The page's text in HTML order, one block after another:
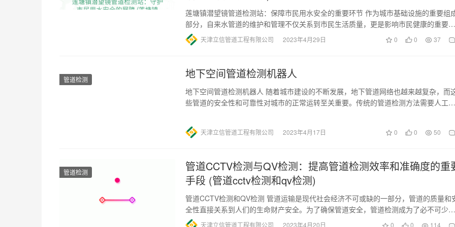
莲塘镇潜望镜管道检测站：保障市民用水安全的重要环节 作为城市基础设施的重要组
部分，自来水管道的维护和管理不仅关系到市民生活质量，更是影响市民健康的重要因
素之一。而莲塘镇潜望镜管道…
天津立信管道工程有限公司 2023年4月29日 0 0 37
管道检测 地下空间管道检测机器人
地下空间管道检测机器人 随着城市建设的不断发展，地下管道网络也越来越复杂，而
些管道的安全性和可靠性对城市的正常运转至关重要。传统的管道检测方法需要人工进
天津立信管道工程有限公司 2023年4月17日 0 0 50
管道检测
管道CCTV检测与QV检测：提高管道检测效率和准确度的重
手段 (管道cctv检测和qv检测)
管道CCTV检测和QV检测 管道运输是现代社会经济不可或缺的一部分，管道的质量和
全性直接关系到人们的生命财产安全。为了确保管道安全，管道检测成为了必不可少的
环节。管道CCTV检测…
天津立信管道工程有限公司 2023年4月20日 0 0 114